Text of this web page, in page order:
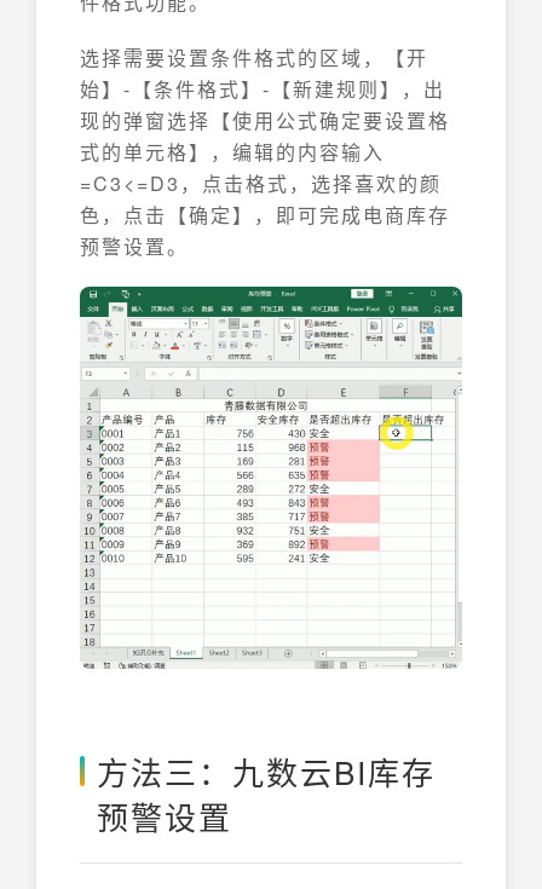
选择需要设置条件格式的区域，【开
始】-【条件格式】-【新建规则】，出
现的弹窗选择【使用公式确定要设置格
式的单元格】，编辑的内容输入
=C3<=D3，点击格式，选择喜欢的颜
色，点击【确定】，即可完成电商库存
预警设置。
方法三：九数云BI库存
预警设置